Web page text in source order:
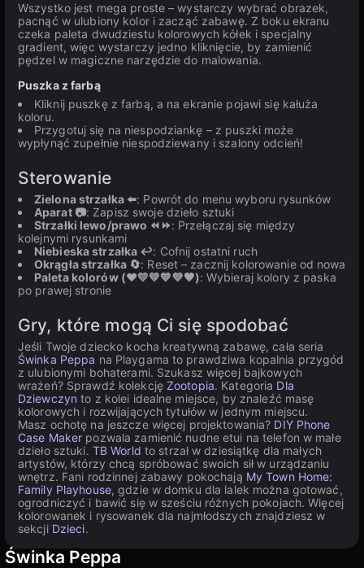
Wszystko jest mega proste – wystarczy wybrać obrazek,
pacnąć w ulubiony kolor i zacząć zabawę. Z boku ekranu
czeka paleta dwudziestu kolorowych kółek i specjalny
gradient, więc wystarczy jedno kliknięcie, by zamienić
pędzel w magiczne narzędzie do malowania.
Puszka z farbą
Kliknij puszkę z farbą, a na ekranie pojawi się kałuża
koloru.
Przygotuj się na niespodziankę – z puszki może
wypłynąć zupełnie niespodziewany i szalony odcień!
Sterowanie
Zielona strzałka ⬅️: Powrót do menu wyboru rysunków
Aparat 📷: Zapisz swoje dzieło sztuki
Strzałki lewo/prawo ⏪⏩: Przełączaj się między
kolejnymi rysunkami
Niebieska strzałka ↩️: Cofnij ostatni ruch
Okrągła strzałka 🔄: Reset – zacznij kolorowanie od nowa
Paleta kolorów (❤️💛💚💙💜🖤): Wybieraj kolory z paska
po prawej stronie
Gry, które mogą Ci się spodobać
Jeśli Twoje dziecko kocha kreatywną zabawę, cała seria
Świnka Peppa na Playgama to prawdziwa kopalnia przygód
z ulubionymi bohaterami. Szukasz więcej bajkowych
wrażeń? Sprawdź kolekcję Zootopia. Kategoria Dla
Dziewczyn to z kolei idealne miejsce, by znaleźć masę
kolorowych i rozwijających tytułów w jednym miejscu.
Masz ochotę na jeszcze więcej projektowania? DIY Phone
Case Maker pozwala zamienić nudne etui na telefon w małe
dzieło sztuki. TB World to strzał w dziesiątkę dla małych
artystów, którzy chcą spróbować swoich sił w urządzaniu
wnętrz. Fani rodzinnej zabawy pokochają My Town Home:
Family Playhouse, gdzie w domku dla lalek można gotować,
ogrodniczyć i bawić się w sześciu różnych pokojach. Więcej
kolorowanek i rysowanek dla najmłodszych znajdziesz w
sekcji Dzieci.
Świnka Peppa